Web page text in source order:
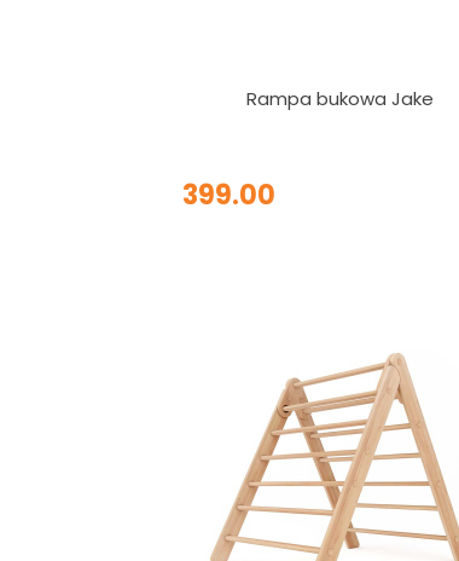
Rampa bukowa Jake
399.00